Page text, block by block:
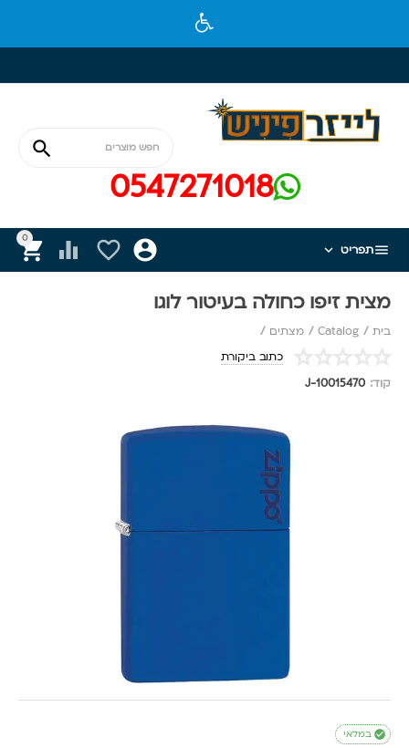
0547271018
0
 
 

תפריט 
מצית זיפו כחולה בעיטור לוגו
בית /
Catalog
/ מצתים /
כתוב ביקורת
קוד: J-10015470
במלאי 